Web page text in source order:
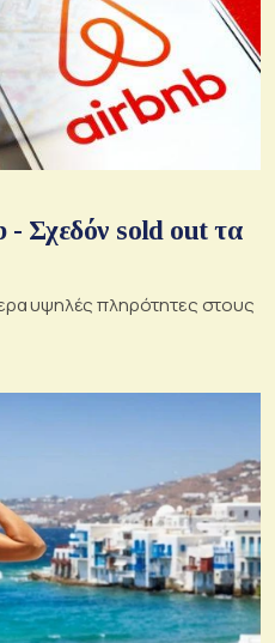
Σχεδόν sold out τα
υψηλές πληρότητες στους